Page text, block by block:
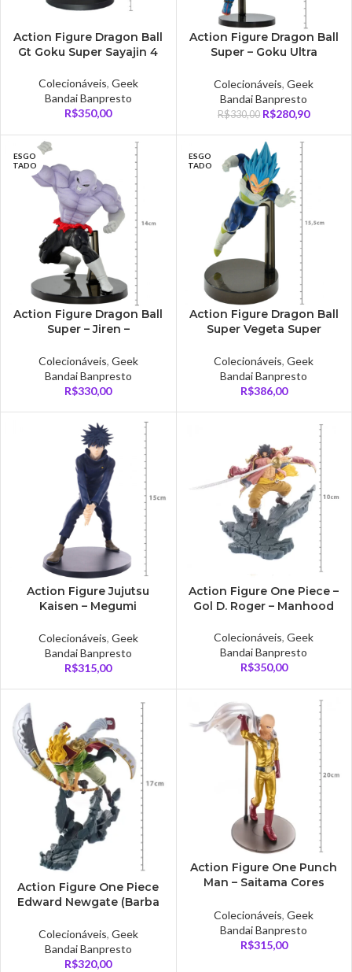
Action Figure Dragon Ball
Gt Goku Super Sayajin 4
Colecionáveis, Geek
Bandai Banpresto
R$350,00
Action Figure Dragon Ball
Super – Goku Ultra
Chosenshiretsuden ii
Colecionáveis,Geek
Bandai Banpresto
R$330,00 R$280,90
ESGO
TADO
Action Figure Dragon Ball
Super – Jiren –
Colecionáveis, Geek
Bandai Banpresto
R$330,00
ESGO
TADO
Action Figure Dragon Ball
Super Vegeta Super
Colecionáveis,Geek
Bandai Banpresto
R$386,00
Action Figure Jujutsu
Kaisen – Megumi
Colecionáveis, Geek
Bandai Banpresto
R$315,00
Action Figure One Piece –
Gol D. Roger – Manhood
Colecionáveis,Geek
Bandai Banpresto
R$350,00
Action Figure One Piece
Edward Newgate (Barba
Colecionáveis, Geek
Bandai Banpresto
R$320,00
Action Figure One Punch
Man – Saitama Cores
Colecionáveis,Geek
Bandai Banpresto
R$315,00